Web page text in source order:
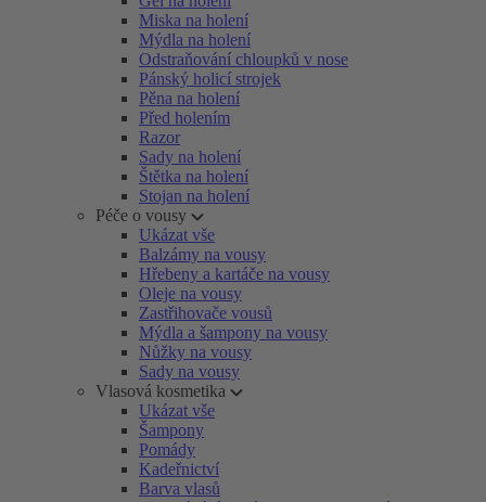
Miska na holení
Mýdla na holení
Odstraňování chloupků v nose
Pánský holicí strojek
Pěna na holení
Před holením
Razor
Sady na holení
Štětka na holení
Stojan na holení
Péče o vousy
Ukázat vše
Balzámy na vousy
Hřebeny a kartáče na vousy
Oleje na vousy
Zastřihovače vousů
Mýdla a šampony na vousy
Nůžky na vousy
Sady na vousy
Vlasová kosmetika
Ukázat vše
Šampony
Pomády
Kadeřnictví
Barva vlasů